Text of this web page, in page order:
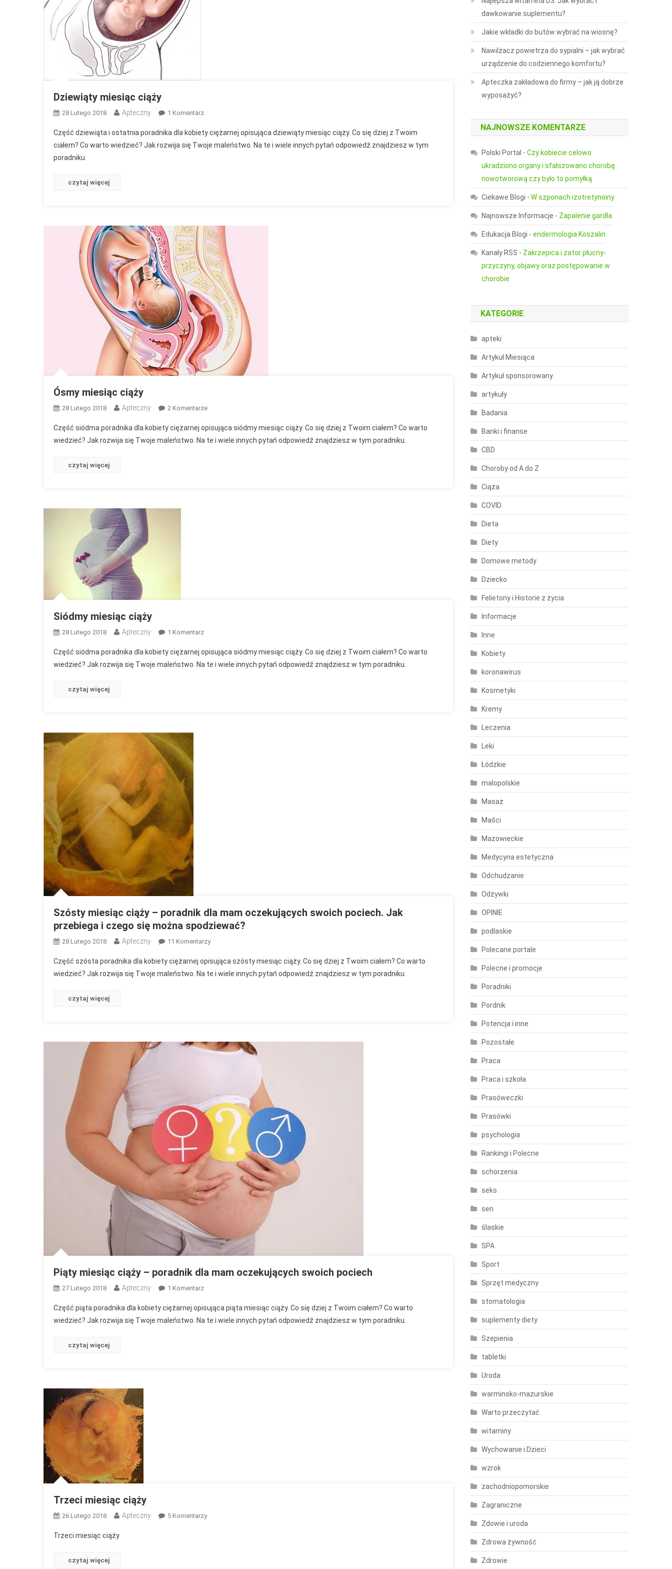
Dziewiąty miesiąc ciąży
28 Lutego 2018 Apteczny 1 KomentarzDo
Miesiąc
Ciąży
Część dziewiąta i ostatnia poradnika dla kobiety ciężarnej opisująca dziewiąty miesiąc ciąży. Co się dziej z Twoim
ciałem? Co warto wiedzieć? Jak rozwija się Twoje maleństwo. Na te i wiele innych pytań odpowiedź znajdziesz w tym
poradniku.
czytaj więcej
Ósmy miesiąc ciąży
28 Lutego 2018 Apteczny 2 KomentarzeDo
Miesiąc
Ciąży
Część siódma poradnika dla kobiety ciężarnej opisująca siódmy miesiąc ciąży. Co się dziej z Twoim ciałem? Co warto
wiedzieć? Jak rozwija się Twoje maleństwo. Na te i wiele innych pytań odpowiedź znajdziesz w tym poradniku.
czytaj więcej
Siódmy miesiąc ciąży
28 Lutego 2018 Apteczny 1 KomentarzDo
Miesiąc
Ciąży
Część siódma poradnika dla kobiety ciężarnej opisująca siódmy miesiąc ciąży. Co się dziej z Twoim ciałem? Co warto
wiedzieć? Jak rozwija się Twoje maleństwo. Na te i wiele innych pytań odpowiedź znajdziesz w tym poradniku.
czytaj więcej
Szósty miesiąc ciąży – poradnik dla mam oczekujących swoich pociech. Jak
przebiega i czego się można spodziewać?
28 Lutego 2018 Apteczny 11 KomentarzyDo
Miesiąc
Ciąży
Swoich
Pociech.
Czego
Się
Można
Spodziewać?
Część szósta poradnika dla kobiety ciężarnej opisująca szósty miesiąc ciąży. Co się dziej z Twoim ciałem? Co warto
wiedzieć? Jak rozwija się Twoje maleństwo. Na te i wiele innych pytań odpowiedź znajdziesz w tym poradniku.
czytaj więcej
Piąty miesiąc ciąży – poradnik dla mam oczekujących swoich pociech
27 Lutego 2018 Apteczny 1 KomentarzDo
Miesiąc
Ciąży
Część piąta poradnika dla kobiety ciężarnej opisująca piąta miesiąc ciąży. Co się dziej z Twoim ciałem? Co warto
wiedzieć? Jak rozwija się Twoje maleństwo. Na te i wiele innych pytań odpowiedź znajdziesz w tym poradniku.
czytaj więcej
Trzeci miesiąc ciąży
26 Lutego 2018 Apteczny 5 KomentarzyDo
Trzeci miesiąc ciąży
czytaj więcej
dawkowanie suplementu?
Jakie wkładki do butów wybrać na wiosnę?
Nawilżacz powietrza do sypialni – jak wybrać
urządzenie do codziennego komfortu?
Apteczka zakładowa do firmy – jak ją dobrze
wyposażyć?
NAJNOWSZE KOMENTARZE
Polski Portal -Czy kobiecie celowo
ukradziono organy i sfałszowano chorobę
nowotworową czy było to pomyłką
Ciekawe Blogi -W szponach izotretynoiny
Najnowsze Informacje - Zapalenie gardła
Edukacja Blogi -endermologia Koszalin
Kanały RSS - Zakrzepica i zator płucny-
przyczyny, objawy oraz postępowanie w
chorobie
KATEGORIE
apteki
Artykuł Miesiąca
Artykuł sponsorowany
artykuły
Badania
Banki i finanse
CBD
Choroby od A do Z
Ciąża
COVID
Dieta
Diety
Domowe metody
Dziecko
Felietony i Historie z życia
Informacje
Inne
Kobiety
koronawirus
Kosmetyki
Kremy
Leczenia
Leki
Łódzkie
malopolskie
Masaż
Maści
Mazowieckie
Medycyna estetyczna
Odchudzanie
Odżywki
OPINIE
podlaskie
Polecane portale
Polecne i promocje
Poradniki
Pordnik
Potencja i inne
Pozostałe
Praca
Praca i szkoła
Prasóweczki
Prasówki
psychologia
Rankingi i Polecne
schorzenia
seks
sen
ślaskie
SPA
Sport
Sprzęt medyczny
stomatologia
suplementy diety
Szepienia
tabletki
Uroda
warminsko-mazurskie
Warto przeczytać
witaminy
Wychowanie i Dzieci
wzrok
zachodniopomorskie
Zagraniczne
Zdowie i uroda
Zdrowa żywność
Zdrowie